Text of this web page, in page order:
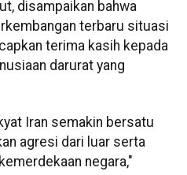
disampaikan bahwa
terbaru situasi
terima kasih kepada
darurat yang
Iran semakin bersatu
agresi dari luar serta
negara,"